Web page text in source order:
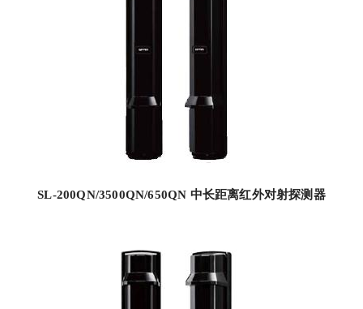
SL-200QN/3500QN/650QN 中长距离红外对射探测器